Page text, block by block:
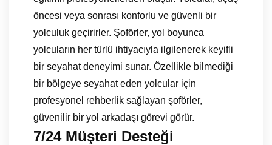
öncesi veya sonrası konforlu ve güvenli bir
yolculuk geçirirler. Şoförler, yol boyunca
yolcuların her türlü ihtiyacıyla ilgilenerek keyifli
bir seyahat deneyimi sunar. Özellikle bilmediği
bir bölgeye seyahat eden yolcular için
profesyonel rehberlik sağlayan şoförler,
güvenilir bir yol arkadaşı görevi görür.
7/24 Müşteri Desteği